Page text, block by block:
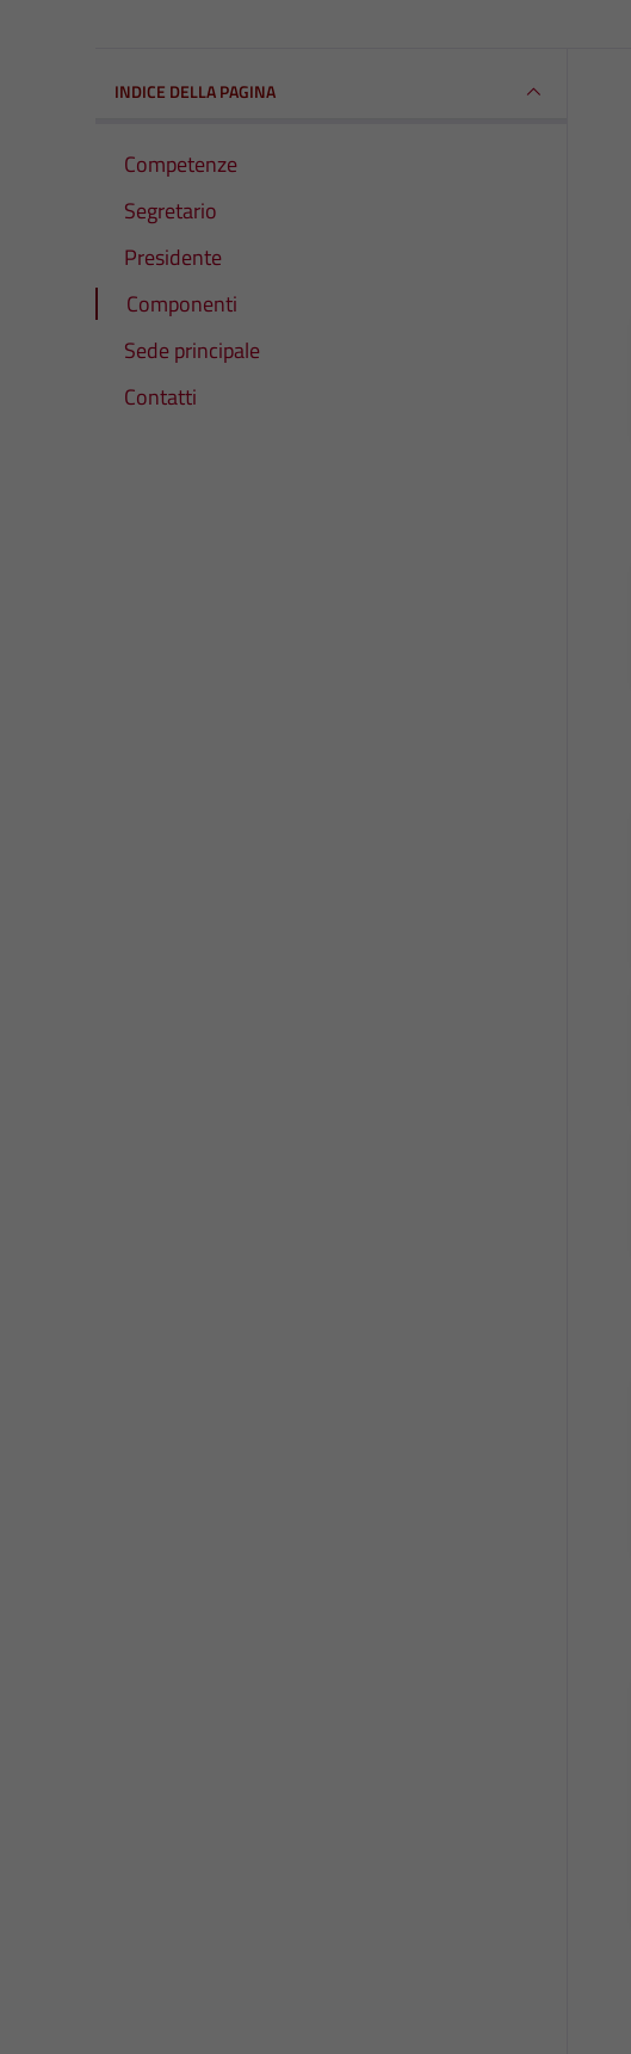
INDICE DELLA PAGINA
Competenze
Segretario
Presidente
Componenti
Sede principale
Contatti